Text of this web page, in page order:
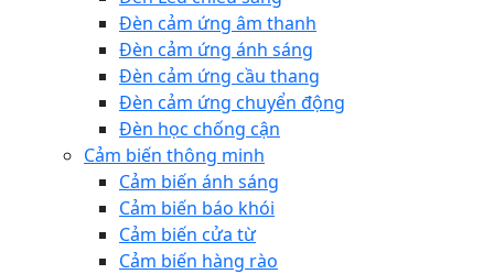
Đèn cảm ứng âm thanh
Đèn cảm ứng ánh sáng
Đèn cảm ứng cầu thang
Đèn cảm ứng chuyển động
Đèn học chống cận
Cảm biến thông minh
Cảm biến ánh sáng
Cảm biến báo khói
Cảm biến cửa từ
Cảm biến hàng rào